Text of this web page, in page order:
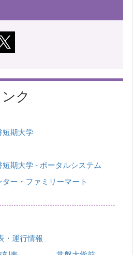
ク
期大学
期大学 - ポータルシステム
ー・ファミリーマート
・運行情報